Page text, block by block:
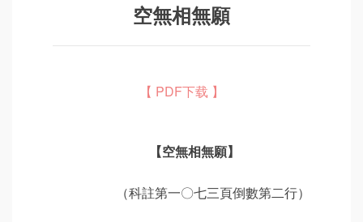
空無相無願
【 PDF下载 】
【空無相無願】
（科註第一〇七三頁倒數第二行）